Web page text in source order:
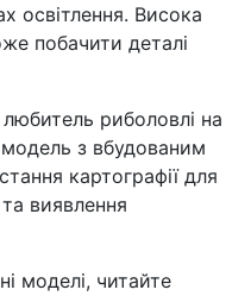
освітлення. Висока
побачити деталі
риболовлі на
з вбудованим
картографії для
виявлення
моделі, читайте